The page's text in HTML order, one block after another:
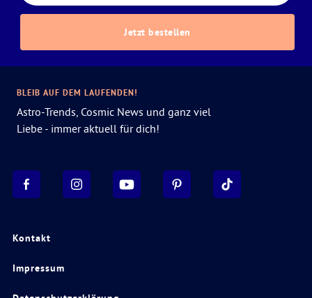
Jetzt bestellen
Kontakt
Impressum
BLEIB AUF DEM LAUFENDEN!
Astro-Trends, Cosmic News und ganz viel
Liebe - immer aktuell für dich!